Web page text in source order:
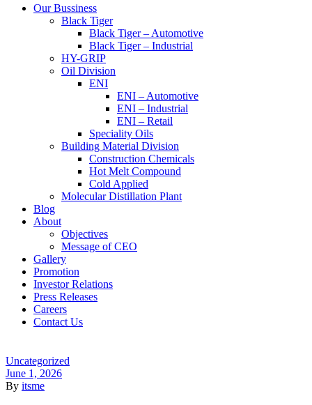
Our Bussiness
Black Tiger
Black Tiger – Automotive
Black Tiger – Industrial
HY-GRIP
Oil Division
ENI
ENI – Automotive
ENI – Industrial
ENI – Retail
Speciality Oils
Building Material Division
Construction Chemicals
Hot Melt Compound
Cold Applied
Molecular Distillation Plant
Blog
About
Objectives
Message of CEO
Gallery
Promotion
Investor Relations
Press Releases
Careers
Contact Us
Categories
Uncategorized
June 1, 2026
By itsme